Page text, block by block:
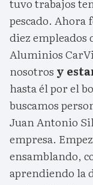
tuvo trabajos
pescado.
diez empleados
Aluminios
nosotros y
hasta él por el
buscamos
Juan Antonio
empresa.
ensamblando,
aprendiendo la